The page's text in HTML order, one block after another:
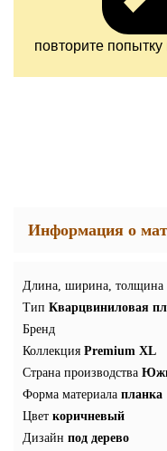
повторите
Информация о
Длина, ширина, толщина
Тип Кварцвиниловая
Бренд
Коллекция Premium XL
Страна производства
Форма материала планка
Цвет коричневый
Дизайн под дерево